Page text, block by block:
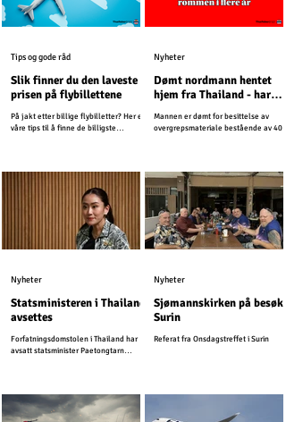
Slik finner du den laveste
prisen på flybillettene
På jakt etter billige flybilletter? Her er
våre tips til å finne de billigste
Tips og gode råd
Dømt nordmann hentet
hjem fra Thailand - har
Mannen er dømt for besittelse av
overgrepsmateriale bestående av 4000
Nyheter
Statsministeren i Thailand
avsettes
Forfatningsdomstolen i Thailand har
avsatt statsminister Paetongtarn
Nyheter
Sjømannskirken på besøk i
Surin
Referat fra Onsdagstreffet i Surin
Nyheter